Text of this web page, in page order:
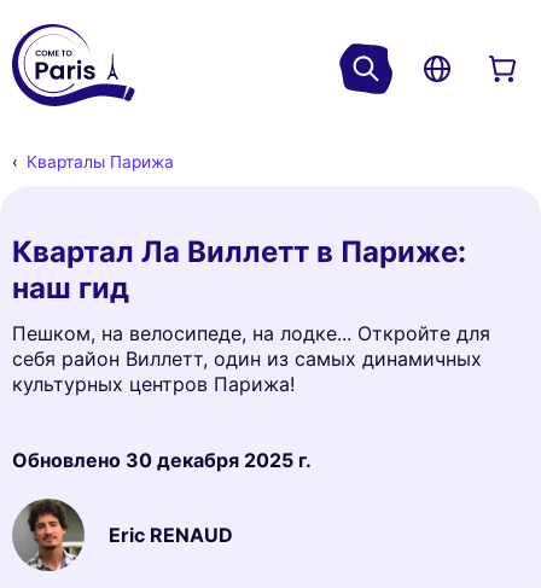
Кварталы Парижа
Квартал Ла Виллетт в Париже:
наш гид
Пешком, на велосипеде, на лодке... Откройте для
себя район Виллетт, один из самых динамичных
культурных центров Парижа!
Обновлено 30 декабря 2025 г.
Eric RENAUD